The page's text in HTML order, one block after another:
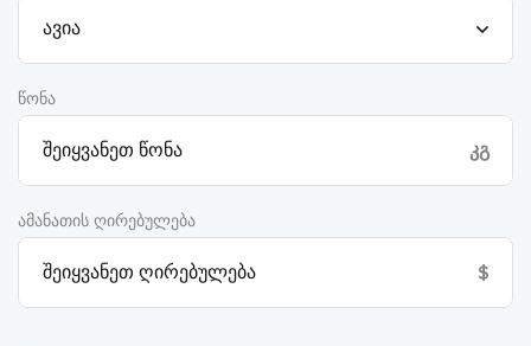
წონა
კგ
ამანათის ღირებულება
$